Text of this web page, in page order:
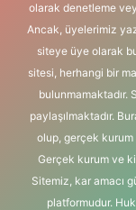
olarak denetleme
Ancak, üyelerimiz
siteye üye olarak
sitesi, herhangi bir
bulunmamaktadır.
paylaşılmaktadır.
olup, gerçek kurum
Gerçek kurum ve
Sitemiz, kar amacı
platformudur.